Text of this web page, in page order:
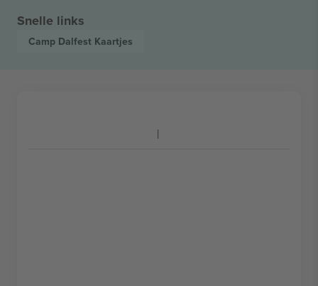
Snelle links
Camp Dalfest Kaartjes